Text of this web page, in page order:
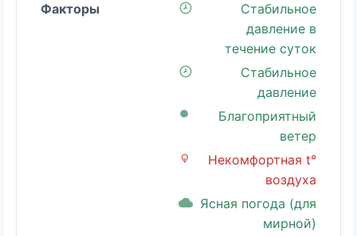
Стабильное
давление в
течение суток
Стабильное
давление
Благоприятный
ветер
Некомфортная t°
воздуха
Ясная погода (для
мирной)